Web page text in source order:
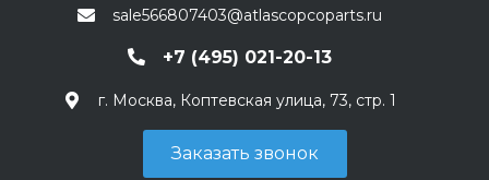
sale566807403@atlascopcoparts.ru
+7 (495) 021-20-13
г. Москва, Коптевская улица, 73, стр. 1
Заказать звонок